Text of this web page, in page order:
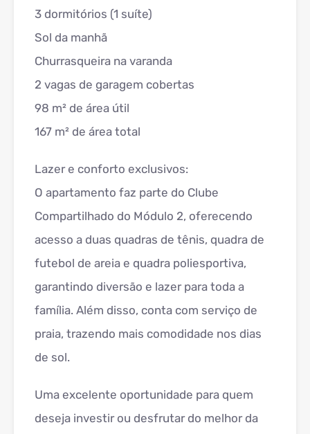
3 dormitórios (1 suíte)
Sol da manhã
Churrasqueira na varanda
2 vagas de garagem cobertas
98 m² de área útil
167 m² de área total
Lazer e conforto exclusivos:
O apartamento faz parte do Clube
Compartilhado do Módulo 2, oferecendo
acesso a duas quadras de tênis, quadra de
futebol de areia e quadra poliesportiva,
garantindo diversão e lazer para toda a
família. Além disso, conta com serviço de
praia, trazendo mais comodidade nos dias
de sol.
Uma excelente oportunidade para quem
deseja investir ou desfrutar do melhor da